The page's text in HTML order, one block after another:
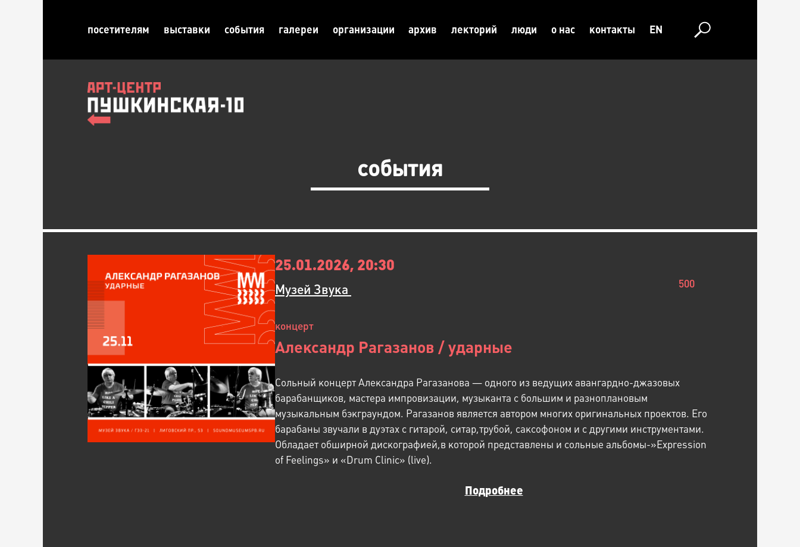
посетителям выставки события галереи организации архив лекторий люди о нас контакты EN
события
25.01.2026, 20:30
Музей Звука ​
концерт
Александр Рагазанов / ударные
500
Сольный концерт Александра Рагазанова — одного из ведущих авангардно-джазовых
барабанщиков, мастера импровизации, музыканта с большим и разноплановым
музыкальным бэкграундом. Рагазанов является автором многих оригинальных проектов. Его
барабаны звучали в дуэтах с гитарой, ситар,трубой, саксофоном и с другими инструментами.
Обладает обширной дискографией,в которой представлены и сольные альбомы-»Expression
of Feelings» и «Drum Clinic» (live).
Подробнее